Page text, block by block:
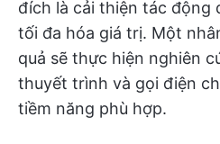
đích là cải thiện tác động
tối đa hóa giá trị. Một
quả sẽ thực hiện nghiên
thuyết trình và gọi điện
tiềm năng phù hợp.